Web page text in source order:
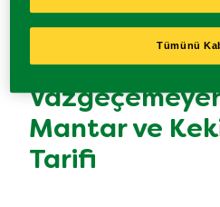
Baharattan
Mantar ve
Tarifi
Tümünü